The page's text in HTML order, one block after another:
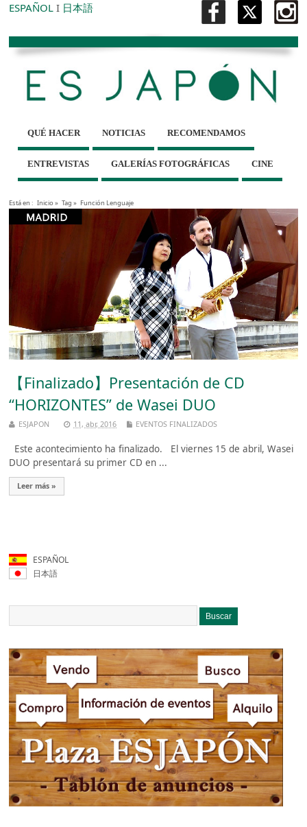
ESPAÑOL I 日本語
QUÉ HACER NOTICIAS RECOMENDAMOS
ENTREVISTAS GALERÍAS FOTOGRÁFICAS CINE
Está en : Inicio» Tag » Función Lenguaje
【Finalizado】Presentación de CD
“HORIZONTES” de Wasei DUO
ESJAPON 11, abr, 2016 EVENTOS FINALIZADOS
Este acontecimiento ha finalizado. El viernes 15 de abril, Wasei
DUO presentará su primer CD en ...
Leer más »
ESPAÑOL
日本語